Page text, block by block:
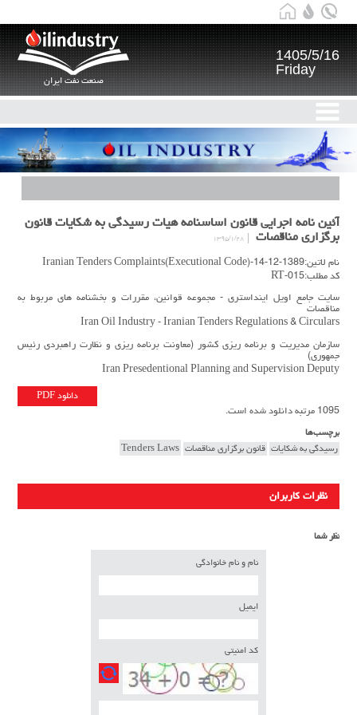
صنعت نفت ایران
1405/5/16
Friday
آئین نامه اجرایی قانون اساسنامه هیات رسیدگی به شکایات قانون
برگزاری مناقصات
۱۳۹۵/۱/۲۸
نام لاتین:1389-12-14-Iranian Tenders Complaints(Executional Code)
کد مطلب:RT-015
سایت جامع اویل اینداستری - مجموعه قوانین، مقررات و بخشنامه های مربوط به
مناقصات
Iran Oil Industry - Iranian Tenders Regulations & Circulars
سازمان مدیریت و برنامه ریزی کشور (معاونت برنامه ریزی و نظارت راهبردی رئیس
جمهوری)
Iran Presedentional Planning and Supervision Deputy
دانلود PDF
1095 مرتبه دانلود شده است.
برچسب‌ها
رسیدگی به شکایات قانون برگزاری مناقصات Tenders Laws
نظرات کاربران
نظر شما
نام و نام خانوادگی
ایمیل
کد امنیتی